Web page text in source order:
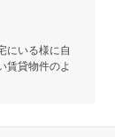
ト体制のも
にいる様に自
賃貸物件のよ